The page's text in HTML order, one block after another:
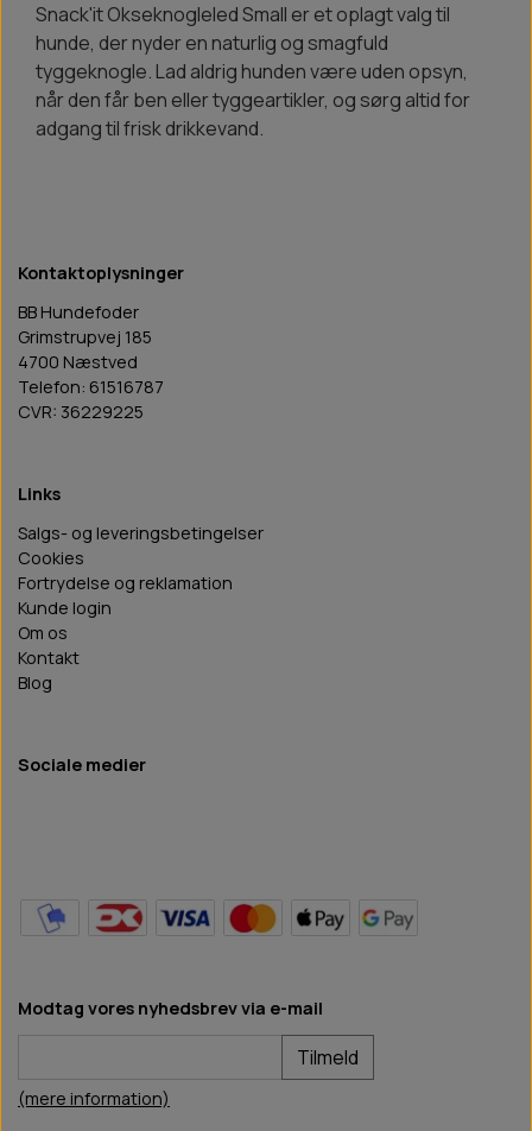
Snack'it Okseknogleled Small er et oplagt valg til
hunde, der nyder en naturlig og smagfuld
tyggeknogle. Lad aldrig hunden være uden opsyn,
når den får ben eller tyggeartikler, og sørg altid for
adgang til frisk drikkevand.
Kontaktoplysninger
BB Hundefoder
Grimstrupvej 185
4700 Næstved
Telefon: 61516787
CVR: 36229225
Links
Salgs- og leveringsbetingelser
Cookies
Fortrydelse og reklamation
Kunde login
Om os
Kontakt
Blog
Sociale medier
Modtag vores nyhedsbrev via e-mail
Tilmeld
(mere information)